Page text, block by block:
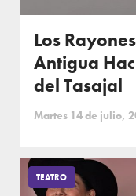
Los
Antigua
del Tasajal
Martes 14 de julio,
TEATRO